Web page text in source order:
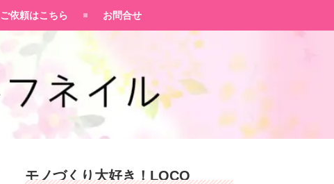
ご依頼はこちら お問合せ
モノづくり大好き！LOCO